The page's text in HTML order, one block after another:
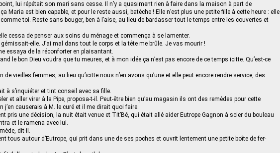
lui répétait son mari sans cesse. Il n’y a quasiment rien à faire dans la maison à part de
ça Maria est bien capable, et pour le reste aussi, batêche ! Elle n’est plus une petite fille à cette heure : elle
toi. Reste sans bouger, ben à l’aise, au lieu de bardasser tout le temps entre les couvertes et
cessa de penser aux soins du ménage et commença à se lamenter.
elle. J’ai mal dans tout le corps et la tête me brûle. Je vas mourir !
essaya de la réconforter en plaisantant.
le bon Dieu voudra que tu meures, et à mon idée ça n’est pas encore de ce temps icitte. Qu’est-ce
de vieilles femmes, au lieu qu’icitte nous n’en avons qu’une et elle peut encore rendre service, des
à s’inquiéter et tint conseil avec sa fille.
et aller virer à la Pipe, proposa-t-il. Peut-être bien qu’au magasin ils ont des remèdes pour cette
j’en causerais à M. le curé et il me dirait quoi faire.
pris une décision, la nuit était venue et Tit’Bé, qui était allé aider Eutrope Gagnon à scier du bouleau
et le ramena avec lui.
dit-il.
tous autour d’Eutrope, qui prit dans une de ses poches et ouvrit lentement une petite boîte de fer-